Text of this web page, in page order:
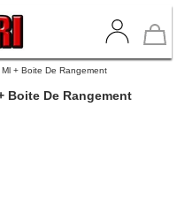
+ Boite De Rangement
Boite De Rangement